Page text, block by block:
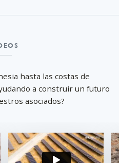
hasta las costas de
a construir un futuro
asociados?